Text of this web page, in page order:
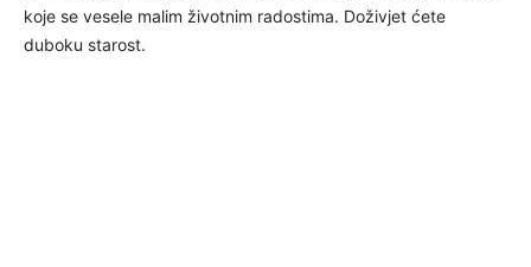
koje se vesele malim životnim radostima. Doživjet ćete
duboku starost.